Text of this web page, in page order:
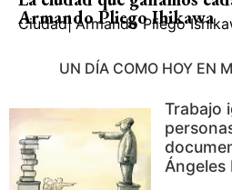
Armando Pliego Ihikawa
Ciudad| Armando Pliego
UN DÍA COMO HOY EN
Trabajo